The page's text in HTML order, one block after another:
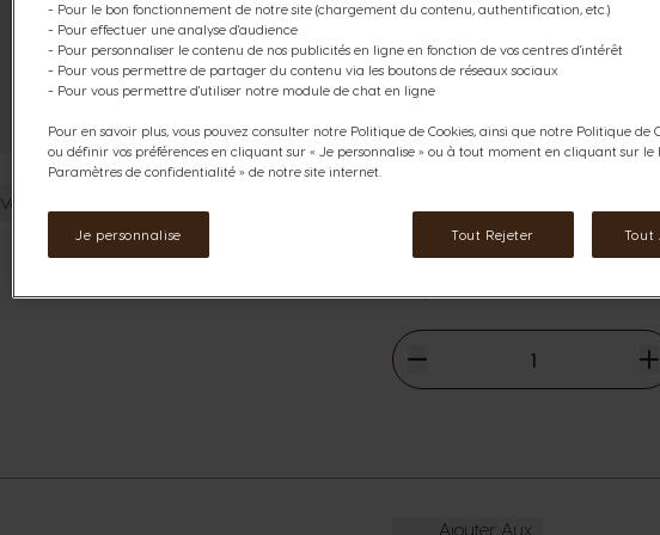
Voir plus d’informations
NESCAFÉ® Dolce Gusto®.
Contenu du Pack :
2NEO Espresso
The price depends on the
89,22 €
Ajouter Aux Favoris
Ajouter Aux
- Pour le bon fonctionnement de notre site (chargement du contenu, authentification, etc.)
- Pour effectuer une analyse d'audience
- Pour personnaliser le contenu de nos publicités en ligne en fonction de vos centres d'intérêt
- Pour vous permettre de partager du contenu via les boutons de réseaux sociaux
- Pour vous permettre d'utiliser notre module de chat en ligne
Pour en savoir plus, vous pouvez consulter notre Politique de Cookies, ainsi que notre Politique de
ou définir vos préférences en cliquant sur « Je personnalise » ou à tout moment en cliquant sur le
Paramètres de confidentialité » de notre site internet.
Je personnalise Tout Rejeter Tout